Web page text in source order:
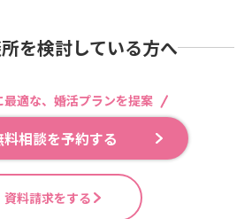
を検討している方へ
最適な、婚活プランを提案
料相談を予約する
資料請求をする